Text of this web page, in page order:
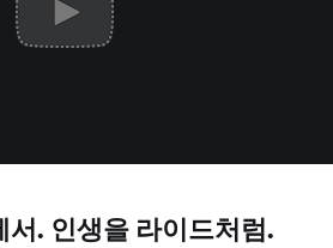
서. 인생을 라이드처럼.